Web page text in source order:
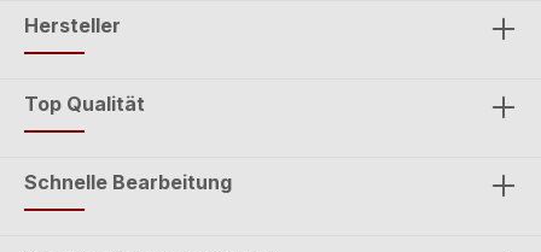
Hersteller
Top Qualität
Schnelle Bearbeitung